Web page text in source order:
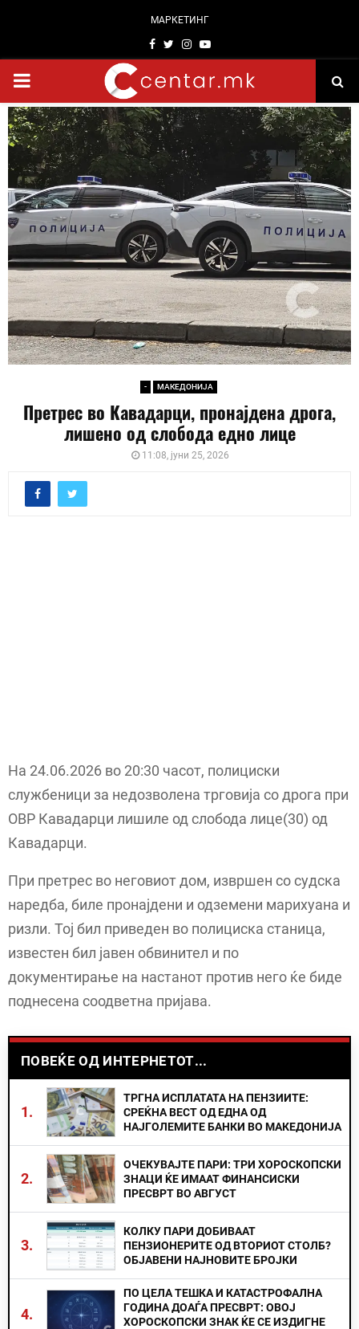
МАРКЕТИНГ
Facebook
TwitterInstagram
Youtube
PRIMARY
MENU
- МАКЕДОНИЈА
Претрес во Кавадарци, пронајдена дрога,
лишено од слобода едно лице
11:08, јуни 25, 2026
На 24.06.2026 во 20:30 часот, полициски
службеници за недозволена трговија со дрога при
ОВР Кавадарци лишиле од слобода лице(30) од
Кавадарци.
При претрес во неговиот дом, извршен со судска
наредба, биле пронајдени и одземени марихуана и
ризли. Тој бил приведен во полициска станица,
известен бил јавен обвинител и по
документирање на настанот против него ќе биде
поднесена соодветна пријава.
ПОВЕЌЕ ОД ИНТЕРНЕТОТ...
1.
ТРГНА ИСПЛАТАТА НА ПЕНЗИИТЕ:
СРЕЌНА ВЕСТ ОД ЕДНА ОД
НАЈГОЛЕМИТЕ БАНКИ ВО МАКЕДОНИЈА
2.
ОЧЕКУВАЈТЕ ПАРИ: ТРИ ХОРОСКОПСКИ
ЗНАЦИ ЌЕ ИМААТ ФИНАНСИСКИ
ПРЕСВРТ ВО АВГУСТ
3.
КОЛКУ ПАРИ ДОБИВААТ
ПЕНЗИОНЕРИТЕ ОД ВТОРИОТ СТОЛБ?
ОБЈАВЕНИ НАЈНОВИТЕ БРОЈКИ
4.
ПО ЦЕЛА ТЕШКА И КАТАСТРОФАЛНА
ГОДИНА ДОАЃА ПРЕСВРТ: ОВОЈ
ХОРОСКОПСКИ ЗНАК ЌЕ СЕ ИЗДИГНЕ